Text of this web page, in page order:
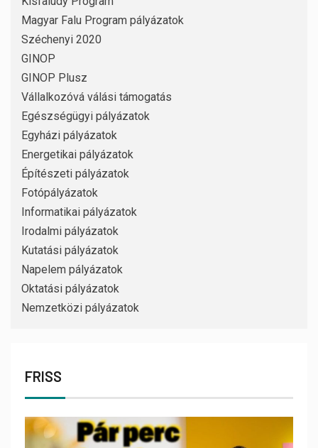
Magyar Falu Program pályázatok
Széchenyi 2020
GINOP
GINOP Plusz
Vállalkozóvá válási támogatás
Egészségügyi pályázatok
Egyházi pályázatok
Energetikai pályázatok
Építészeti pályázatok
Fotópályázatok
Informatikai pályázatok
Irodalmi pályázatok
Kutatási pályázatok
Napelem pályázatok
Oktatási pályázatok
Nemzetközi pályázatok
FRISS